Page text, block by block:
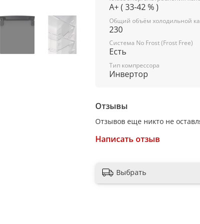
Тип управления:
Класс энергопотребления:
Климатический класс:
Количество компрессоров:
Годовое потребление
Зона свежести
A+ ( 33-42 % )
Общий объём холодильной
230
Система No Frost (Frost Free)
Есть
Тип компрессора
Инвертор
Отзывы
Отзывов еще никто не
Написать отзыв
Выбрать